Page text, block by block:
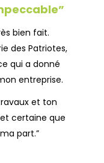
bien fait.
des Patriotes,
qui a donné
entreprise.
et ton
certaine que
part.”